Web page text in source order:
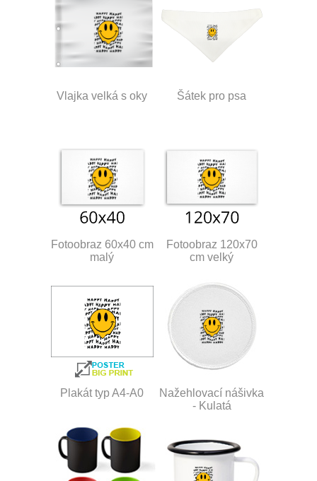
Vlajka velká s oky Šátek pro psa
Fotoobraz 60x40 cm
malý
Fotoobraz 120x70
cm velký
Plakát typ A4-A0
Nažehlovací nášivka
- Kulatá